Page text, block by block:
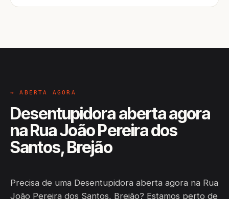
→ ABERTA AGORA
Desentupidora aberta agora
na Rua João Pereira dos
Santos, Brejão
Precisa de uma Desentupidora aberta agora na Rua
João Pereira dos Santos, Brejão? Estamos perto de